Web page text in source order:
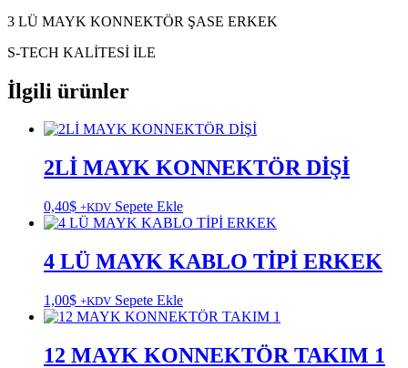
3 LÜ MAYK KONNEKTÖR ŞASE ERKEK
S-TECH KALİTESİ İLE
İlgili ürünler
2Lİ MAYK KONNEKTÖR DİŞİ
0,40$ +KDV Sepete Ekle
4 LÜ MAYK KABLO TİPİ ERKEK
1,00$ +KDV Sepete Ekle
12 MAYK KONNEKTÖR TAKIM 1